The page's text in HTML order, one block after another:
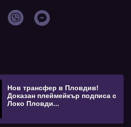
Нов трансфер в Пловдив!
Доказан плеймейкър подписа с
Локо Пловди...